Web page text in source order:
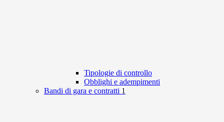
Tipologie di controllo
Obblighi e adempimenti
Bandi di gara e contratti 1